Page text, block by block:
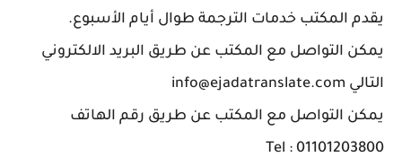
يقدم المكتب خدمات الترجمة طوال أيام الأسبوع.
يمكن التواصل مع المكتب عن طريق البريد الالكتروني
التالي info@ejadatranslate.com
يمكن التواصل مع المكتب عن طريق رقم الهاتف
Tel : 01101203800